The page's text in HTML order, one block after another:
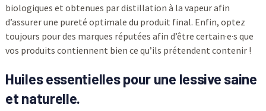
biologiques et obtenues par distillation à la vapeur afin
d’assurer une pureté optimale du produit final. Enfin, optez
toujours pour des marques réputées afin d’être certain·e·s que
vos produits contiennent bien ce qu’ils prétendent contenir !
Huiles essentielles pour une lessive saine
et naturelle.